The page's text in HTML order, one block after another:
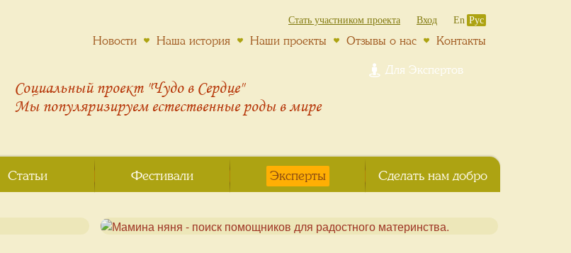
Социальный проект "Чудо в Сердце"
Мы популяризируем естественные роды в мире
Стать участником проекта Вход En Рус
Новости Наша история Наши проекты Отзывы о нас Контакты
Статьи Фестивали Эксперты Сделать нам добро
Для Экспертов